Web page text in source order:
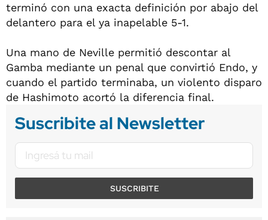
terminó con una exacta definición por abajo del
delantero para el ya inapelable 5-1.
Una mano de Neville permitió descontar al
Gamba mediante un penal que convirtió Endo, y
cuando el partido terminaba, un violento disparo
de Hashimoto acortó la diferencia final.
Suscribite al Newsletter
SUSCRIBITE